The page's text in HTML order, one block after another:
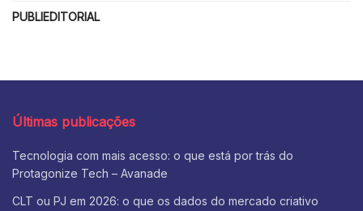
PUBLIEDITORIAL
Últimas publicações
Tecnologia com mais acesso: o que está por trás do
Protagonize Tech – Avanade
CLT ou PJ em 2026: o que os dados do mercado criativo